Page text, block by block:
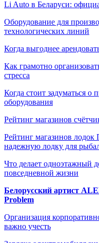
Li Auto в Беларуси:
Оборудование для
технологических линий
Когда выгоднее
Как грамотно
стресса
Когда стоит задуматься о
оборудования
Рейтинг магазинов
Рейтинг магазинов
надежную лодку для
Что делает одноэтажный
повседневной жизни
Белорусский артист
Problem
Организация
важно учесть